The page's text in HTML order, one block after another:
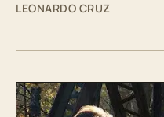
LEONARDO CRUZ